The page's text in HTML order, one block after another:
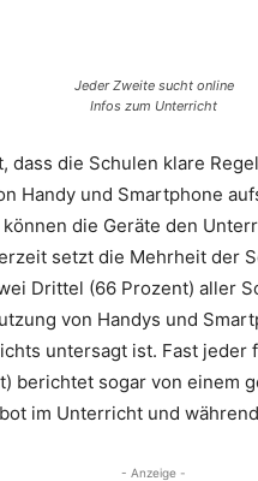
Jeder Zweite sucht online
Infos zum Unterricht
dass die Schulen klare
Handy und Smartphone
die Geräte den
setzt die Mehrheit der
Drittel (66 Prozent) aller
von Handys und
untersagt ist. Fast jeder
berichtet sogar von einem
im Unterricht und
- Anzeige -